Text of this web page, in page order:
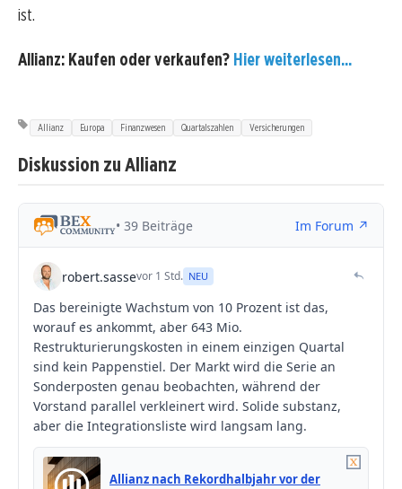
ist.
Allianz: Kaufen oder verkaufen? Hier weiterlesen...
Allianz Europa Finanzwesen Quartalszahlen Versicherungen
Diskussion zu Allianz